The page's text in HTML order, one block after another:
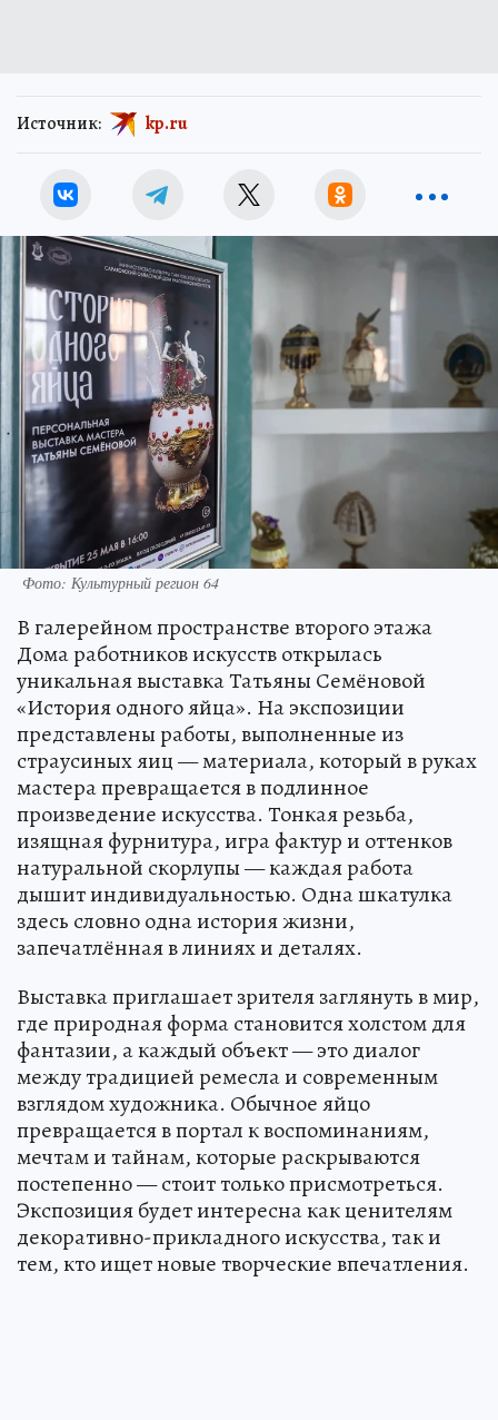
В галерейном пространстве второго этажа
Дома работников искусств открылась
уникальная выставка Татьяны Семёновой
«История одного яйца». На экспозиции
представлены работы, выполненные из
страусиных яиц — материала, который в руках
мастера превращается в подлинное
произведение искусства. Тонкая резьба,
изящная фурнитура, игра фактур и оттенков
натуральной скорлупы — каждая работа
дышит индивидуальностью. Одна шкатулка
здесь словно одна история жизни,
Выставка приглашает зрителя заглянуть в мир,
где природная форма становится холстом для
фантазии, а каждый объект — это диалог
между традицией ремесла и современным
взглядом художника. Обычное яйцо
превращается в портал к воспоминаниям,
мечтам и тайнам, которые раскрываются
постепенно — стоит только присмотреться.
Экспозиция будет интересна как ценителям
декоративно-прикладного искусства, так и
тем, кто ищет новые творческие впечатления.